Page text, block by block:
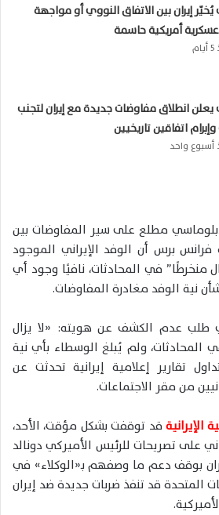
يُخيّر إيران بين الاتفاق النووي أو مواجهة
أمريكية حاسمة
يعلن انطلاق مفاوضات جديدة مع إيران لتجنب
وإبرام اتفاقين تاريخيين
أسبوع واحد
مطلع على سير المفاوضات بين
برس أن الوفد الإيراني الموجود
منخرطًا” في المحادثات، نافيًا وجود أي
نية الوفد مغادرة المفاوضات.
طلب عدم الكشف عن هويته: «لا يزال
المحادثات، ولم يُبلغ الوسطاء بأي نية
تقارير إعلامية إيرانية تحدثت عن
من مقر الاجتماعات.
الإيرانية قد توقفت بشكل مؤقت، الأحد،
على تصريحات للرئيس الأميركي دونالد
بوقف دعم ما وصفهم بـ«الوكلاء» في
المتحدة قد تنفذ ضربات جديدة ضد إيران